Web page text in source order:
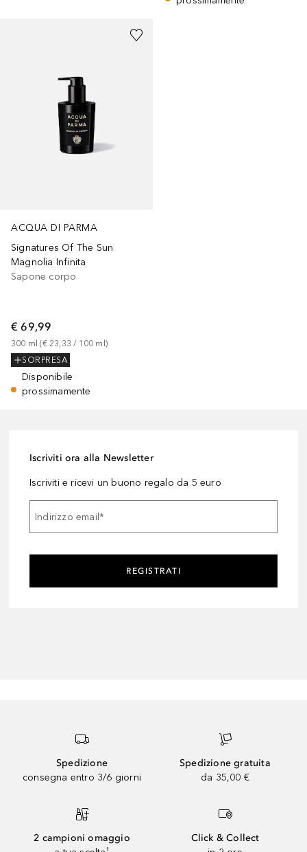
ACQUA DI PARMA
Signatures Of The Sun
Magnolia Infinita
Sapone corpo
€ 69,99
300 ml (€ 23,33 / 100 ml )
SORPRESA
Disponibile
prossimamente
Iscriviti ora alla Newsletter
Iscriviti e ricevi un buono regalo da 5 euro
Indirizzo email *
REGISTRATI
Spedizione
consegna entro 3/6 giorni
Spedizione gratuita
da 35,00 €
2 campioni omaggio
Click & Collect